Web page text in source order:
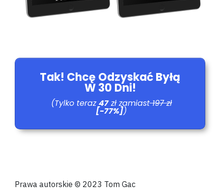
Tak! Chcę Odzyskać Byłą
W 30 Dni!
(Tylko teraz47zł zamiast197 zł
[-77%])
Prawa autorskie © 2023 Tom Gac